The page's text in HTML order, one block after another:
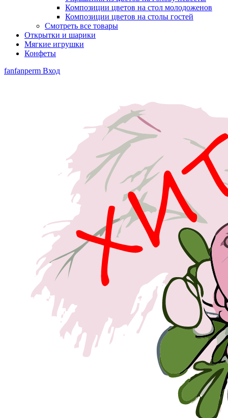
Композиции цветов на стол молодоженов
Композиции цветов на столы гостей
Смотреть все товары
Открытки и шарики
Мягкие игрушки
Конфеты
fanfanperm Вход